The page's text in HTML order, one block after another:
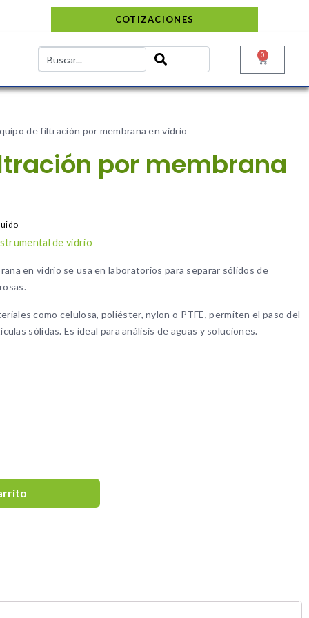
COTIZACIONES
0
de filtración por membrana en vidrio
por membrana
de vidrio
en vidrio se usa en laboratorios para separar sólidos de
como celulosa, poliéster, nylon o PTFE, permiten el paso del
sólidas. Es ideal para análisis de aguas y soluciones.